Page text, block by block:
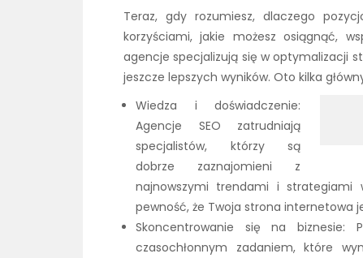
Teraz, gdy rozumiesz, dlaczego
korzyściami, jakie możesz osiągnąć,
agencje specjalizują się w optymalizacji
jeszcze lepszych wyników. Oto kilka
Wiedza i doświadczenie:
Agencje SEO zatrudniają
specjalistów, którzy są
dobrze zaznajomieni z
najnowszymi trendami i strategiami
pewność, że Twoja strona internetowa
Skoncentrowanie się na biznesie:
czasochłonnym zadaniem, które